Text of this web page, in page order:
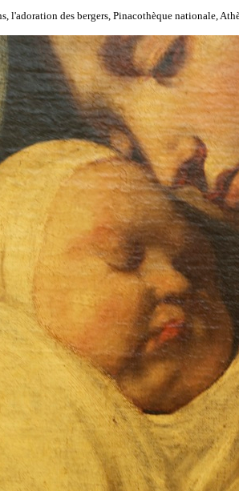
l'adoration des bergers, Pinacothèque nationale,